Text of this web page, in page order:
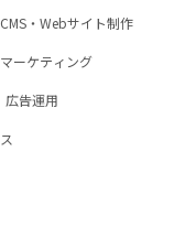
CMS・Webサイト制作
ーケティング
広告運用